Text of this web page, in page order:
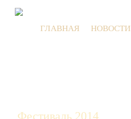
ГЛАВНАЯ НОВОСТИ
Фестиваль 2014